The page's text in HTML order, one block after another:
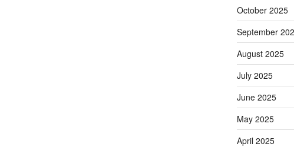
October 2025
September
August 2025
July 2025
June 2025
May 2025
April 2025